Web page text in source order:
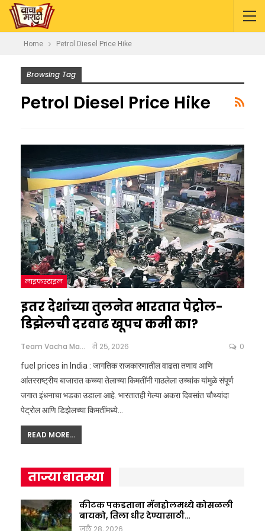
Home Petrol Diesel Price Hike
Browsing Tag
Petrol Diesel Price Hike
लाइफस्टाइल
इतर देशांच्या तुलनेत भारतात पेट्रोल-
डिझेलची दरवाढ खूपच कमी का?
Team Vacha Marathi मे 25, 2026 0
fuel prices in India : जागतिक राजकारणातील वाढता तणाव आणि
आंतरराष्ट्रीय बाजारात कच्च्या तेलाच्या किमतींनी गाठलेला उच्चांक यांमुळे संपूर्ण
जगात इंधनाचा भडका उडाला आहे. भारतातही गेल्या अकरा दिवसांत चौथ्यांदा
पेट्रोल आणि डिझेलच्या किमतींमध्ये…
READ MORE...
ताज्या बातम्या
कीटक पकडताना मॅनहोलमध्ये कोसळली
बायको, तिला धीर देण्यासाठी…